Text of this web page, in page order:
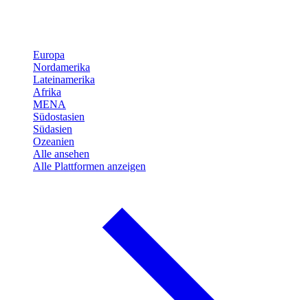
Europa
Nordamerika
Lateinamerika
Afrika
MENA
Südostasien
Südasien
Ozeanien
Alle ansehen
Alle Plattformen anzeigen